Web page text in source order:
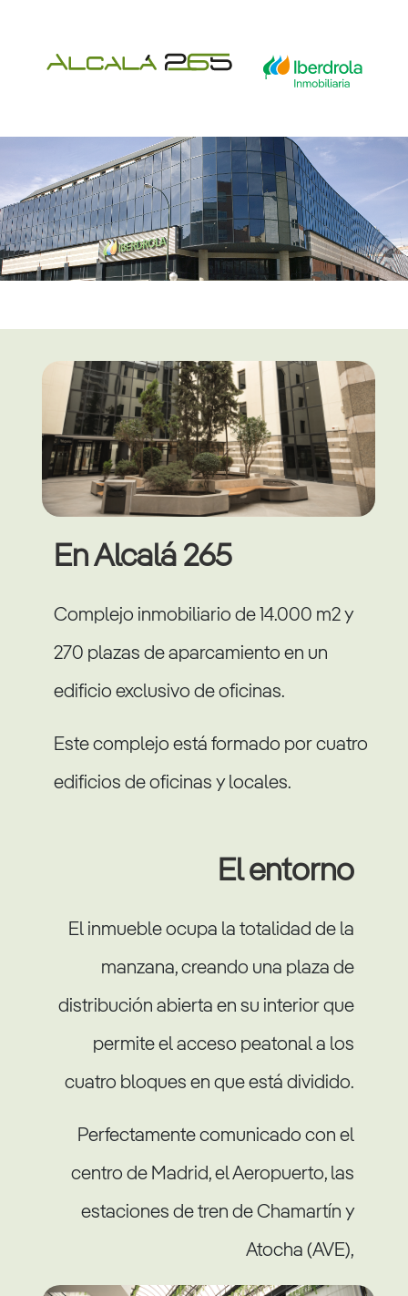
En Alcalá 265
Complejo inmobiliario de 14.000 m2 y
270 plazas de aparcamiento en un
edificio exclusivo de oficinas.
Este complejo está formado por cuatro
edificios de oficinas y locales.
El entorno
El inmueble ocupa la totalidad de la
manzana, creando una plaza de
distribución abierta en su interior que
permite el acceso peatonal a los
cuatro bloques en que está dividido.
Perfectamente comunicado con el
centro de Madrid, el Aeropuerto, las
estaciones de tren de Chamartín y
Atocha (AVE),